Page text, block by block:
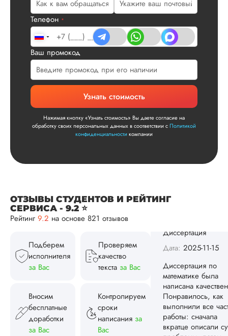
Телефон *
Ваш промокод
Узнать стоимость
Нажимая кнопку «Узнать стоимость» Вы даете согласие на
обработку своих персональных данных в соответствии сПолитикой
конфиденциальностикомпании
ОТЗЫВЫ СТУДЕНТОВ И РЕЙТИНГ
СЕРВИСА - 9.2 ⭐
Рейтинг 9.2 на основе 821 отзывов
Подберем
исполнителя
за Вас
Проверяем
качество
текста за Вас
Вносим
бесплатные
доработки
за Вас
Контролируем
сроки
написания за
Вас
посмотрели, что
и сказал...
Читать полный
Ответ от
Дата:2025-11-15
написана
работы: сначала
вкратце описали
проблемы, потом
рассказали о
методологии
исследования,
чего провели все
расчеты и
так, как указано в
индивидуа...